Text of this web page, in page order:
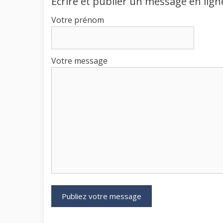
Votre prénom
Votre message